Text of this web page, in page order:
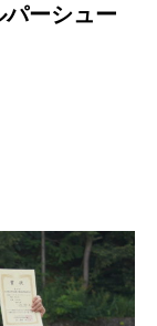
ーシュー